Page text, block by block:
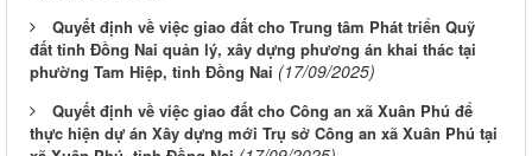
Quyết định về việc giao đất cho Trung tâm Phát triển Quỹ
đất tỉnh Đồng Nai quản lý, xây dựng phương án khai thác tại
phường Tam Hiệp, tỉnh Đồng Nai (17/09/2025)
Quyết định về việc giao đất cho Công an xã Xuân Phú để
thực hiện dự án Xây dựng mới Trụ sở Công an xã Xuân Phú tại